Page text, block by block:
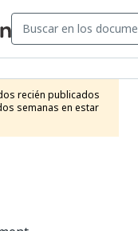
recién publicados
semanas en estar